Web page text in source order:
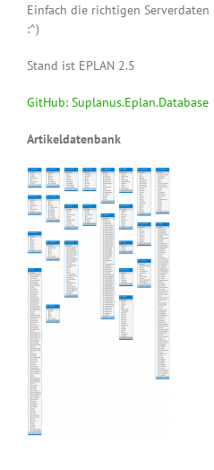
Einfach die richtigen
:^)
Stand ist EPLAN 2.5
GitHub: Suplanus.Eplan.Database
Artikeldatenbank